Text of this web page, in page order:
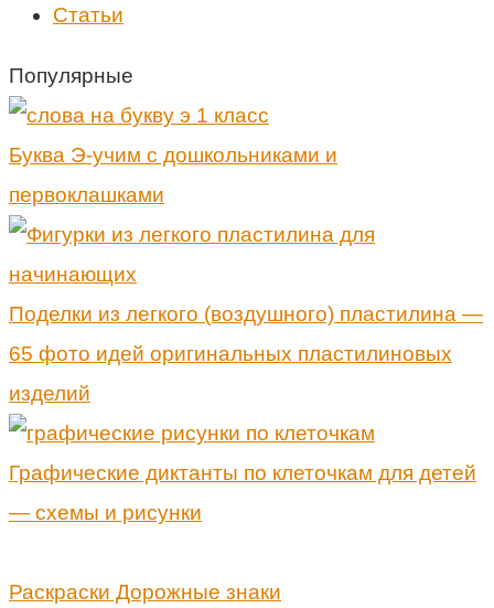
Статьи
Популярные
Буква Э-учим с дошкольниками и
первоклашками
Поделки из легкого (воздушного) пластилина —
65 фото идей оригинальных пластилиновых
изделий
Графические диктанты по клеточкам для детей
— схемы и рисунки
Раскраски Дорожные знаки